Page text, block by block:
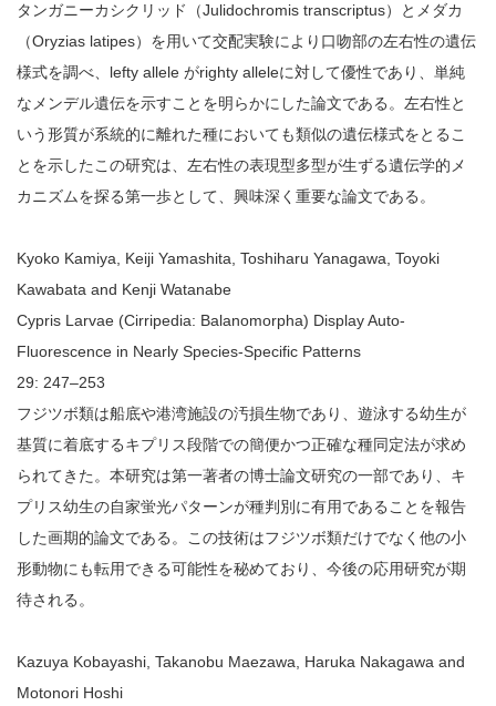
タンガニーカシクリッド（Julidochromis transcriptus）とメダカ
（Oryzias latipes）を用いて交配実験により口吻部の左右性の遺伝
様式を調べ、lefty allele がrighty alleleに対して優性であり、単純
なメンデル遺伝を示すことを明らかにした論文である。左右性と
いう形質が系統的に離れた種においても類似の遺伝様式をとるこ
とを示したこの研究は、左右性の表現型多型が生ずる遺伝学的メ
カニズムを探る第一歩として、興味深く重要な論文である。
Kyoko Kamiya, Keiji Yamashita, Toshiharu Yanagawa, Toyoki
Kawabata and Kenji Watanabe
Cypris Larvae (Cirripedia: Balanomorpha) Display Auto-
Fluorescence in Nearly Species-Specific Patterns
29: 247–253
フジツボ類は船底や港湾施設の汚損生物であり、遊泳する幼生が
基質に着底するキプリス段階での簡便かつ正確な種同定法が求め
られてきた。本研究は第一著者の博士論文研究の一部であり、キ
プリス幼生の自家蛍光パターンが種判別に有用であることを報告
した画期的論文である。この技術はフジツボ類だけでなく他の小
形動物にも転用できる可能性を秘めており、今後の応用研究が期
待される。
Kazuya Kobayashi, Takanobu Maezawa, Haruka Nakagawa and
Motonori Hoshi